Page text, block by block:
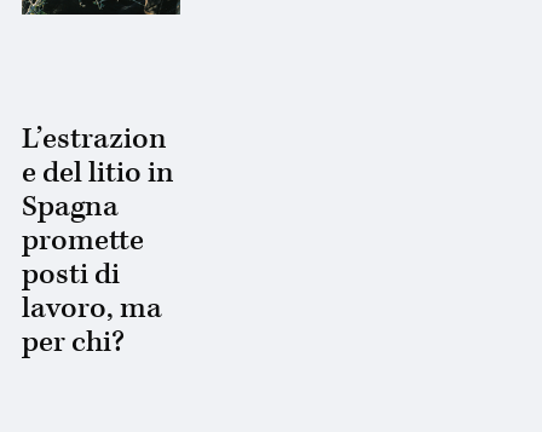
L’estrazion
e del litio in
Spagna
promette
posti di
lavoro, ma
per chi?